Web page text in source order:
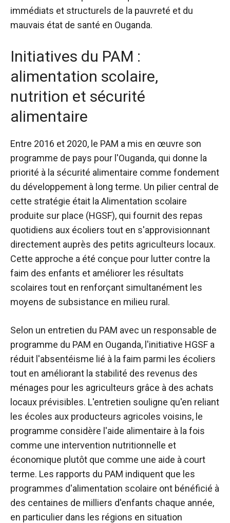
immédiats et structurels de la pauvreté et du
mauvais état de santé en Ouganda.
Initiatives du PAM :
alimentation scolaire,
nutrition et sécurité
alimentaire
Entre 2016 et 2020, le PAM a mis en œuvre son
programme de pays pour l'Ouganda, qui donne la
priorité à la sécurité alimentaire comme fondement
du développement à long terme. Un pilier central de
cette stratégie était la Alimentation scolaire
produite sur place (HGSF), qui fournit des repas
quotidiens aux écoliers tout en s'approvisionnant
directement auprès des petits agriculteurs locaux.
Cette approche a été conçue pour lutter contre la
faim des enfants et améliorer les résultats
scolaires tout en renforçant simultanément les
moyens de subsistance en milieu rural.
Selon un entretien du PAM avec un responsable de
programme du PAM en Ouganda, l'initiative HGSF a
réduit l'absentéisme lié à la faim parmi les écoliers
tout en améliorant la stabilité des revenus des
ménages pour les agriculteurs grâce à des achats
locaux prévisibles. L'entretien souligne qu'en reliant
les écoles aux producteurs agricoles voisins, le
programme considère l'aide alimentaire à la fois
comme une intervention nutritionnelle et
économique plutôt que comme une aide à court
terme. Les rapports du PAM indiquent que les
programmes d'alimentation scolaire ont bénéficié à
des centaines de milliers d'enfants chaque année,
en particulier dans les régions en situation